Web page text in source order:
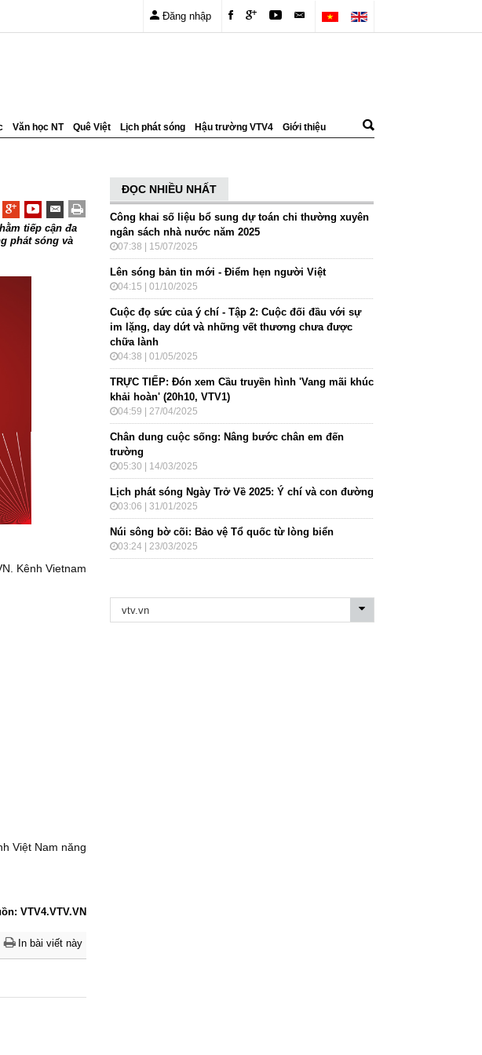
Đăng nhập
Văn học NT Quê Việt Lịch phát sóng Hậu trường VTV4 Giới thiệu
tiếp cận đa
phát sóng và
Kênh Vietnam
Việt Nam năng
VTV4.VTV.VN
In bài viết này
ĐỌC NHIỀU NHẤT
Công khai số liệu bổ sung dự toán chi thường xuyên
ngân sách nhà nước năm 2025
07:38 | 15/07/2025
Lên sóng bản tin mới - Điểm hẹn người Việt
04:15 | 01/10/2025
Cuộc đọ sức của ý chí - Tập 2: Cuộc đối đầu với sự
im lặng, day dứt và những vết thương chưa được
chữa lành
04:38 | 01/05/2025
TRỰC TIẾP: Đón xem Cầu truyền hình 'Vang mãi khúc
khải hoàn' (20h10, VTV1)
04:59 | 27/04/2025
Chân dung cuộc sống: Nâng bước chân em đến
trường
05:30 | 14/03/2025
Lịch phát sóng Ngày Trở Về 2025: Ý chí và con đường
03:06 | 31/01/2025
Núi sông bờ cõi: Bảo vệ Tổ quốc từ lòng biển
03:24 | 23/03/2025